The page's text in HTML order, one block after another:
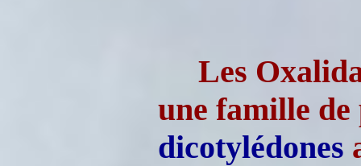
Les
une famille
dicotylédones